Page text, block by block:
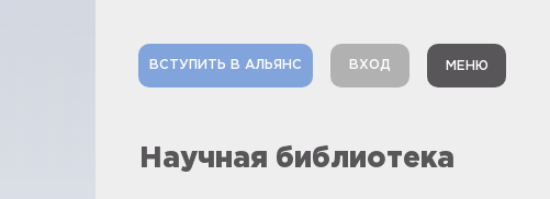
ВСТУПИТЬ В АЛЬЯНС ВХОД МЕНЮ
Научная библиотека